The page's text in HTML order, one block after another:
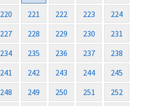
220 221 222 223
224
227 228 229 230
231
234 235 236 237
238
241 242 243 244
245
248 249 250 251
252